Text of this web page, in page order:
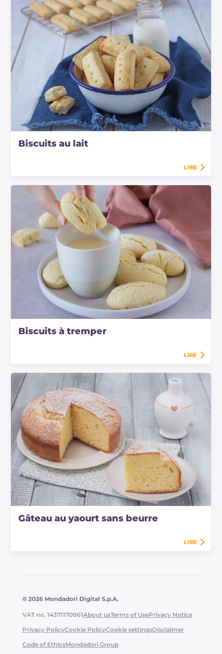
Biscuits au lait
LIRE
Biscuits à tremper
LIRE
Gâteau au yaourt sans beurre
LIRE
© 2026 Mondadori Digital S.p.A.
VAT no. 14371170961About usTerms of UsePrivacy Notice
Privacy PolicyCookie PolicyCookie settingsDisclaimer
Code of EthicsMondadori Group